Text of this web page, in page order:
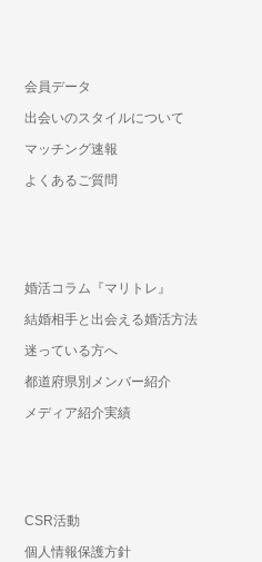
会員データ
出会いのスタイルについて
マッチング速報
よくあるご質問
婚活コラム『マリトレ』
結婚相手と出会える婚活方法
迷っている方へ
都道府県別メンバー紹介
メディア紹介実績
CSR活動
個人情報保護方針